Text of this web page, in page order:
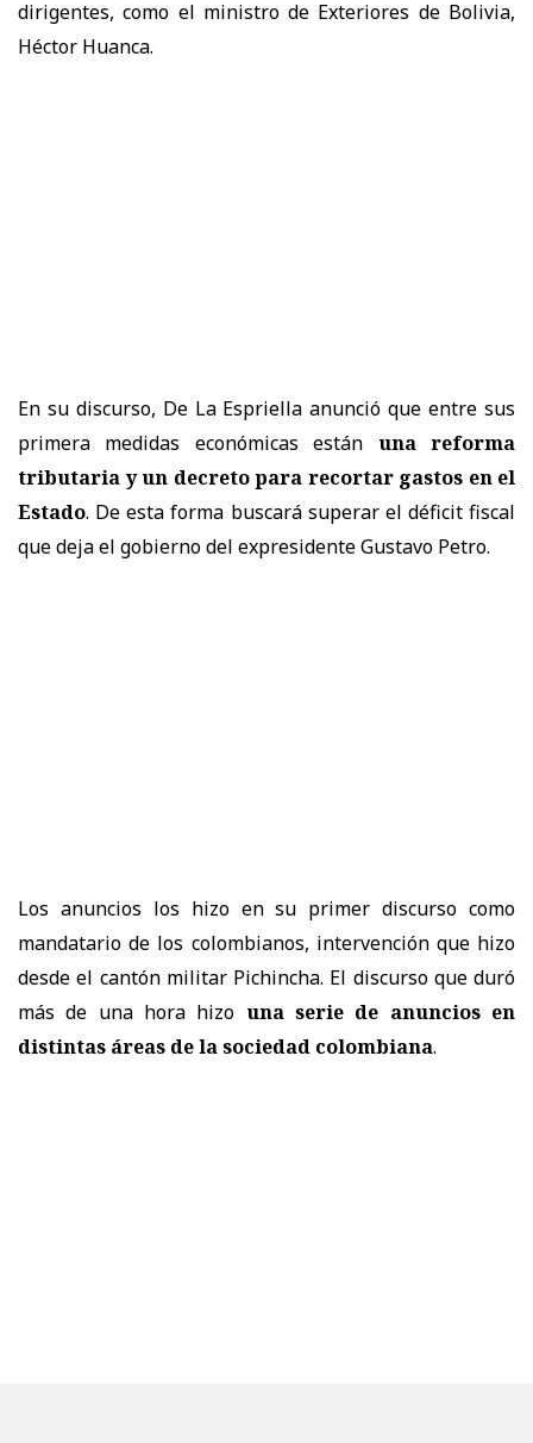
dirigentes, como el ministro de Exteriores de Bolivia,
Héctor Huanca.
En su discurso, De La Espriella anunció que entre sus
primera medidas económicas están una reforma
tributaria y un decreto para recortar gastos en el
Estado. De esta forma buscará superar el déficit fiscal
que deja el gobierno del expresidente Gustavo Petro.
Los anuncios los hizo en su primer discurso como
mandatario de los colombianos, intervención que hizo
desde el cantón militar Pichincha. El discurso que duró
más de una hora hizo una serie de anuncios en
distintas áreas de la sociedad colombiana.